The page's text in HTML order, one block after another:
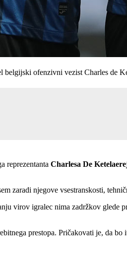
belgijski ofenzivni vezist Charles de
reprezentanta Charlesa De
zaradi njegove vsestranskosti,
virov igralec nima zadržkov glede
prestopa. Pričakovati je, da